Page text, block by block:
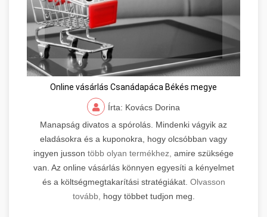
Online vásárlás Csanádapáca Békés megye
Írta: Kovács Dorina
Manapság divatos a spórolás. Mindenki vágyik az
eladásokra és a kuponokra, hogy olcsóbban vagy
ingyen jusson több olyan termékhez, amire szüksége
van. Az online vásárlás könnyen egyesíti a kényelmet
és a költségmegtakarítási stratégiákat. Olvasson
tovább, hogy többet tudjon meg.